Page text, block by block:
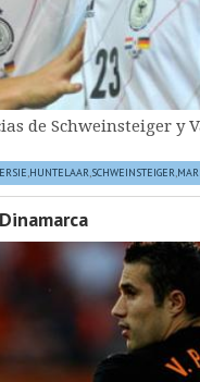
de Schweinsteiger y
,HUNTELAAR,SCHWEINSTEIGER,